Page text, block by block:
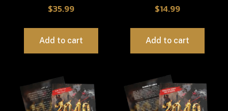
$35.99
Add to cart
$14.99
Add to cart